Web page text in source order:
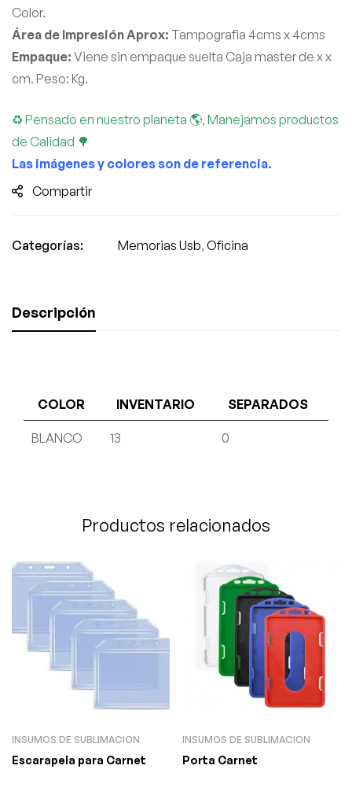
Color.
Área de Impresión Aprox: Tampografia 4cms x 4cms
Empaque: Viene sin empaque suelta Caja master de x x
cm. Peso: Kg.
♻ Pensado en nuestro planeta 🌎, Manejamos productos
de Calidad 🌳
Las imágenes y colores son de referencia.
Compartir
Categorías: Memorias Usb, Oficina
Descripción
COLOR INVENTARIO SEPARADOS
BLANCO 13 0
Productos relacionados
INSUMOS DE SUBLIMACION
Escarapela para Carnet
INSUMOS DE SUBLIMACION
Porta Carnet